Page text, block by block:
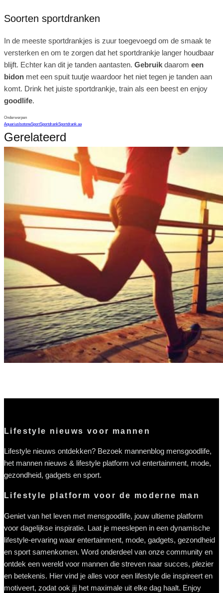
Soorten sportdranken
In de meeste sportdrankjes is zuur toegevoegd om de smaak te
versterken en om te zorgen dat het sportdrankje langer houdbaar
blijft. Echter kan dit je tanden aantasten. Gebruik daarom een
bidon met een spuit tuutje waardoor het niet tegen je tanden aan
komt. Drink het juiste sportdrankje, train als een beest en enjoy
goodlife.
Onderwerpen
Aquarius IsotoneSportSportdrankSportdrank aa
Gerelateerd
Lifestyle nieuws voor mannen
Lifestyle nieuws ontdekken? Bezoek mannenblog mensgoodlife,
het mannen nieuws & lifestyle platform vol entertainment, mode,
gezondheid, gadgets en sport.
Lifestyle platform voor de moderne man
Geniet van het leven met mensgoodlife, jouw ultieme platform
voor dagelijkse inspiratie. Laat je meeslepen in een dynamische
lifestyle-ervaring waar entertainment, mode, gadgets, gezondheid
en sport samenkomen. Word onderdeel van onze community en
ontdek een wereld voor mannen die streven naar succes, plezier
en betekenis. Hier vind je alles voor een lifestyle die inspireert en
motiveert, zodat ook jij het maximale uit elke dag haalt. Enjoy